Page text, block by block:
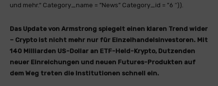
und mehr.“ Category_name = ”News” Category_id = ”6 ″)).
Das Update von Armstrong spiegelt einen klaren Trend wider
– Crypto ist nicht mehr nur für Einzelhandelsinvestoren. Mit
140 Milliarden US-Dollar an ETF-Held-Krypto, Dutzenden
neuer Einreichungen und neuen Futures-Produkten auf
dem Weg treten die Institutionen schnell ein.